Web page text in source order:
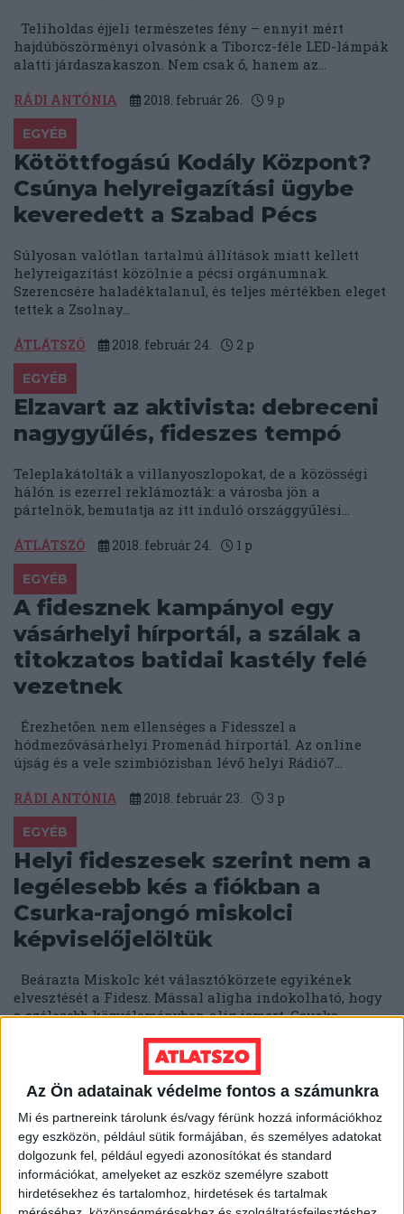
Az Ön adatainak védelme fontos a számunkra
Mi és partnereink tárolunk és/vagy férünk hozzá információkhoz
egy eszközön, például sütik formájában, és személyes adatokat
dolgozunk fel, például egyedi azonosítókat és standard
információkat, amelyeket az eszköz személyre szabott
hirdetésekhez és tartalomhoz, hirdetések és tartalmak
Teliholdas éjjeli természetes fény – ennyit mért
hajdúböszörményi olvasónk a Tiborcz-féle LED-lámpák
alatti járdaszakaszon. Nem csak ő, hanem az...
RÁDI ANTÓNIA 2018. február 26. 9 p
EGYÉB
Kötöttfogású Kodály Központ?
Csúnya helyreigazítási ügybe
keveredett a Szabad Pécs
Súlyosan valótlan tartalmú állítások miatt kellett
helyreigazítást közölnie a pécsi orgánumnak.
Szerencsére haladéktalanul, és teljes mértékben eleget
tettek a Zsolnay...
ÁTLÁTSZÓ 2018. február 24. 2 p
EGYÉB
Elzavart az aktivista: debreceni
nagygyűlés, fideszes tempó
Teleplakátolták a villanyoszlopokat, de a közösségi
hálón is ezerrel reklámozták: a városba jön a
pártelnök, bemutatja az itt induló országgyűlési...
ÁTLÁTSZÓ 2018. február 24. 1 p
EGYÉB
A fidesznek kampányol egy
vásárhelyi hírportál, a szálak a
titokzatos batidai kastély felé
vezetnek
Érezhetően nem ellenséges a Fidesszel a
hódmezővásárhelyi Promenád hírportál. Az online
újság és a vele szimbiózisban lévő helyi Rádió7...
RÁDI ANTÓNIA 2018. február 23. 3 p
EGYÉB
Helyi fideszesek szerint nem a
legélesebb kés a fiókban a
Csurka-rajongó miskolci
képviselőjelöltük
Beárazta Miskolc két választókörzete egyikének
elvesztését a Fidesz. Mással aligha indokolható, hogy
a szélesebb közvéleményben alig ismert, Csurka-
rajongó önkormányzati...
2018. február 22. 2p
Térképre tettük az Elios-ügyben
érintett településeket -
országszerte